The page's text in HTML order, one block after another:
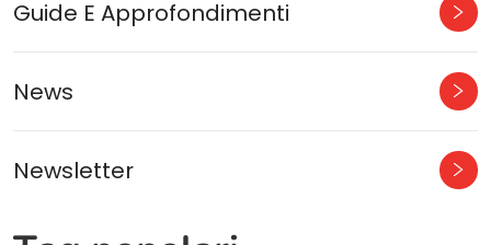
Guide E Approfondimenti
News
Newsletter